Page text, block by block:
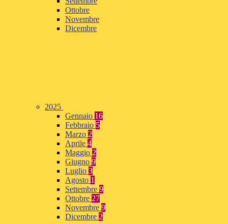
Ottobre
Novembre
Dicembre
2025
Gennaio 16
Febbraio 5
Marzo 2
Aprile 4
Maggio 2
Giugno 9
Luglio 3
Agosto 1
Settembre 9
Ottobre 27
Novembre 9
Dicembre 2